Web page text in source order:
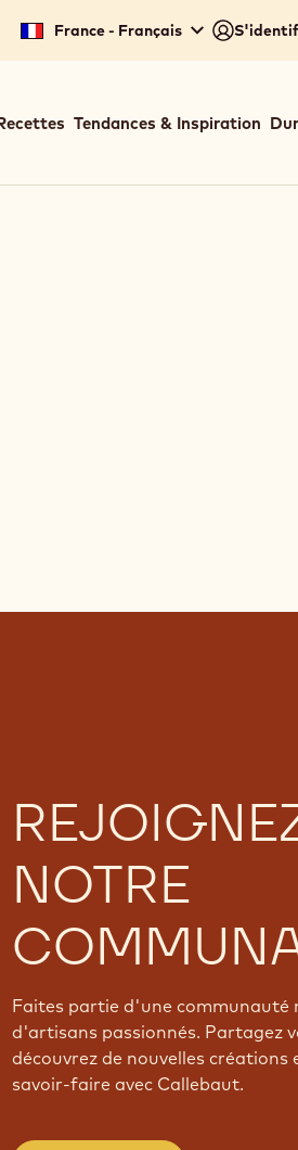
France - Français
Tendances & Inspiration
NOTRE
Faites partie d'une communauté
d'artisans passionnés. Partagez
découvrez de nouvelles créations
savoir-faire avec Callebaut.